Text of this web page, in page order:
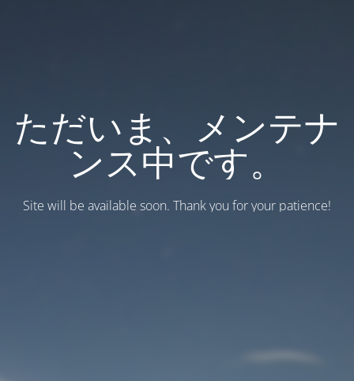
ただいま、メンテナ
ンス中です。
Site will be available soon. Thank you for your patience!